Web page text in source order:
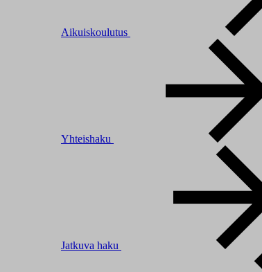
Aikuiskoulutus
Yhteishaku
Jatkuva haku